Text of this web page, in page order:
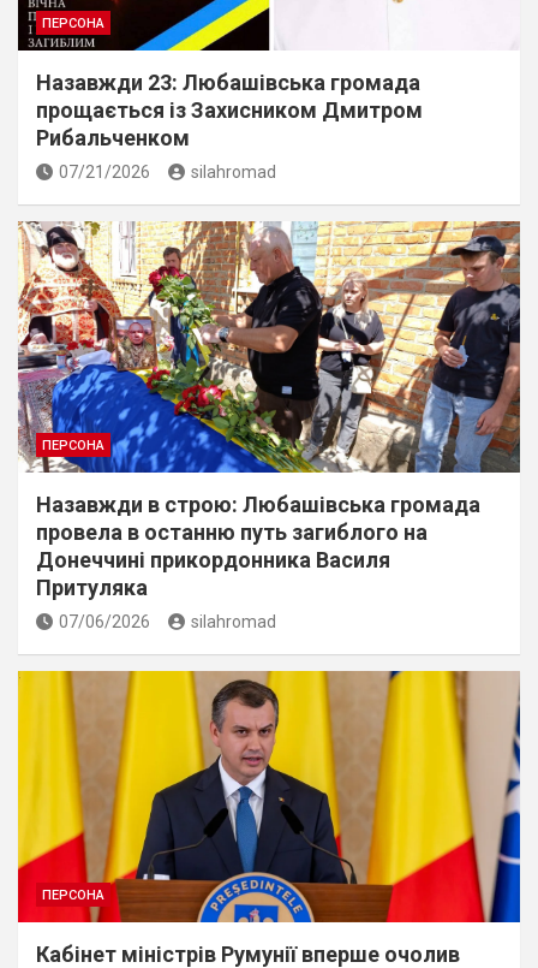
ПЕРСОНА
Назавжди 23: Любашівська громада
прощається із Захисником Дмитром
Рибальченком
07/21/2026 silahromad
ПЕРСОНА
Назавжди в строю: Любашівська громада
провела в останню путь загиблого на
Донеччині прикордонника Василя
Притуляка
07/06/2026 silahromad
ПЕРСОНА
Кабінет міністрів Румунії вперше очолив